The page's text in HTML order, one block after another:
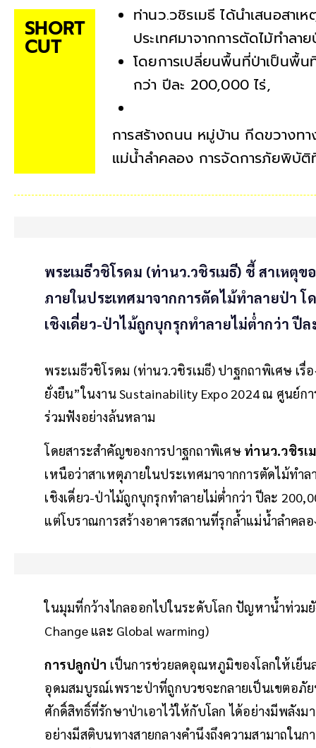
SHORT
CUT
ท่านว.วชิรเมธี ได้นำเสนอสาเ
ประเทศมาจากการตัดไม้ทำลาย
โดยการเปลี่ยนพื้นที่ป่าเป็นพื้น
กว่า ปีละ 200,000 ไร่,
การสร้างถนน หมู่บ้าน กีดขวางทา
แม่น้ำลำคลอง การจัดการภัยพิบั
พระเมธีวชิโรดม (ท่านว.วชิรเมธี) ชี้ สาเหตุ
ภายในประเทศมาจากการตัดไม้ทำลายป่า
เชิงเดี่ยว-ป่าไม้ถูกบุกรุกทำลายไม่ต่ำกว่า ปีล
พระเมธีวชิโรดม (ท่านว.วชิรเมธี) ปาฐกถาพิเศษ เรื่อ
ยั่งยืน”ในงาน Sustainability Expo 2024 ณ ศูนย์
ร่วมฟังอย่างล้นหลาม
โดยสาระสำคัญของการปาฐกถาพิเศษ ท่านว.วชิรเ
เหนือว่าสาเหตุภายในประเทศมาจากการตัดไม้ท
เชิงเดี่ยว-ป่าไม้ถูกบุกรุกทำลายไม่ต่ำกว่า ปีละ
แต่โบราณการสร้างอาคารสถานที่รุกล้ำแม่น้ำลำค
ในมุมที่กว้างไกลออกไปในระดับโลก ปัญหาน้ำท่วม
Change และ Global warming)
การปลูกป่า เป็นการช่วยลดอุณหภูมิของโลกให้เย็
อุดมสมบูรณ์เพราะป่าที่ถูกบวชจะกลายเป็นเขตอ
ศักดิ์สิทธิ์ที่รักษาป่าเอาไว้ให้กับโลก ได้อย่างมีพลัง
อย่างมีสติบนทางสายกลางคำนึงถึงความสามาถใน